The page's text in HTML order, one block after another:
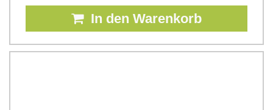
In den Warenkorb